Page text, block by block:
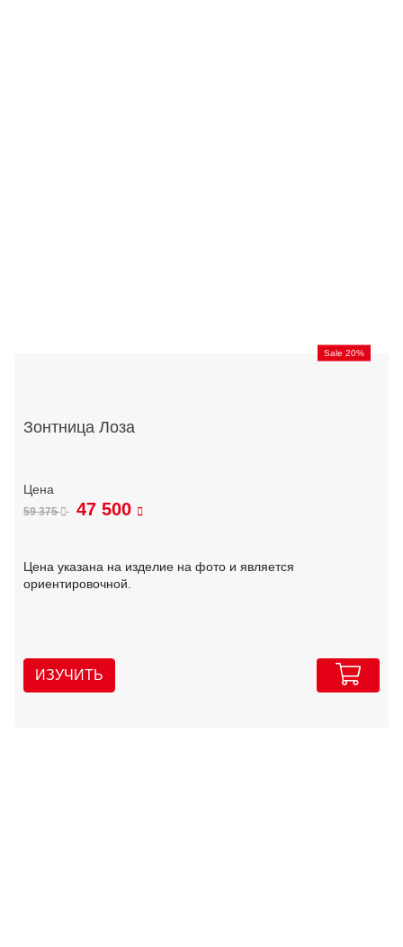
Sale 20%
Зонтница Лоза
59 375 47 500
Цена указана на изделие на фото и является
ориентировочной.
ИЗУЧИТЬ